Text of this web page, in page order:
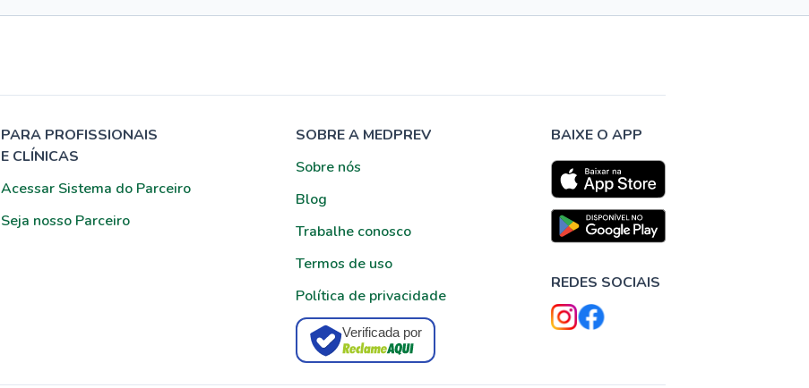
PARA PROFISSIONAIS
E CLÍNICAS
Acessar Sistema do Parceiro
Seja nosso Parceiro
SOBRE A MEDPREV
Sobre nós
Blog
Trabalhe conosco
Termos de uso
Política de privacidade
Verificada por
BAIXE O APP
REDES SOCIAIS